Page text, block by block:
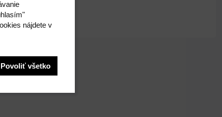
nájdete v
Povoliť všetko